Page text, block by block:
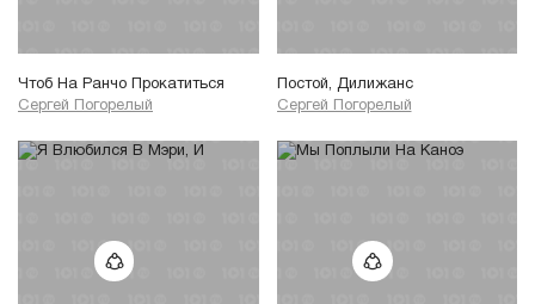
Чтоб На Ранчо Прокатиться
Сергей Погорелый
Постой, Дилижанс
Сергей Погорелый